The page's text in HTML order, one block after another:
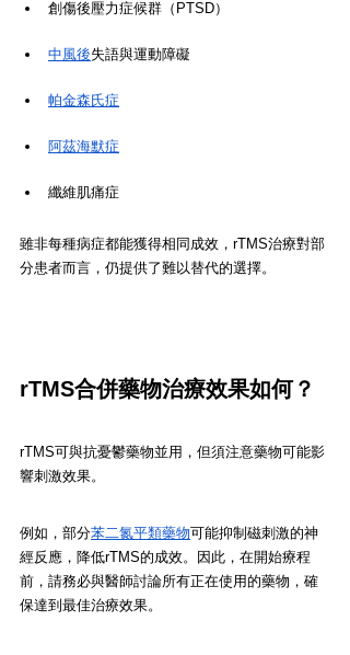
創傷後壓力症候群（PTSD）
中風後失語與運動障礙
帕金森氏症
阿茲海默症
纖維肌痛症
雖非每種病症都能獲得相同成效，rTMS治療對部
分患者而言，仍提供了難以替代的選擇。
rTMS合併藥物治療效果如何？
rTMS可與抗憂鬱藥物並用，但須注意藥物可能影
響刺激效果。
例如，部分苯二氮平類藥物可能抑制磁刺激的神
經反應，降低rTMS的成效。因此，在開始療程
前，請務必與醫師討論所有正在使用的藥物，確
保達到最佳治療效果。